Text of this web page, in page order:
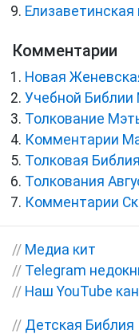
Елизаветинская
Комментарии
Новая
Учебной Библии
Толкование
Комментарии
Толковая
Толкования
Комментарии
// Медиа кит
// Telegram
// Наш YouTube
// Детская Библия